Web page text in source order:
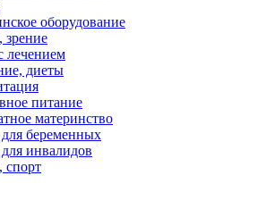
оборудование
зрение
лечением
диеты
питание
материнство
беременных
инвалидов
спорт